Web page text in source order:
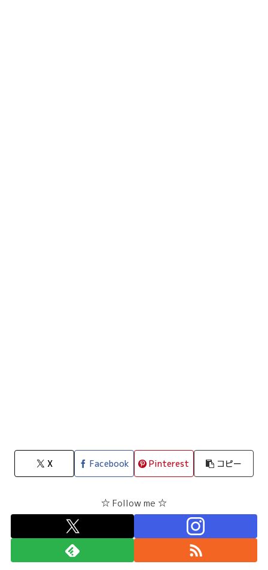
X Facebook Pinterest コピー
☆ Follow me ☆